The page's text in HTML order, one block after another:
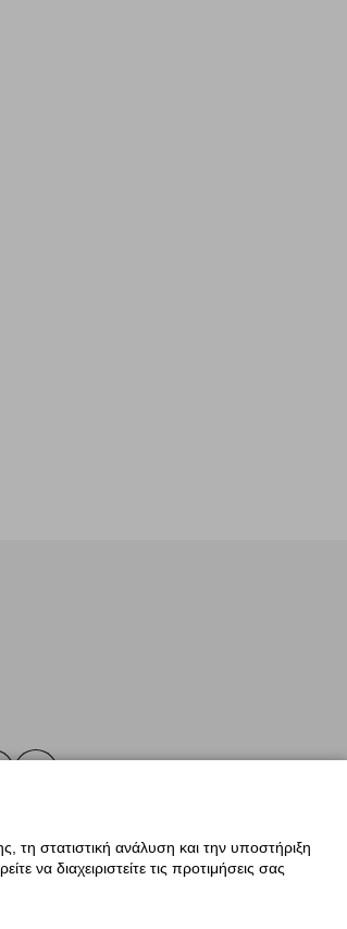
στατιστική ανάλυση και την υποστήριξη
να διαχειριστείτε τις προτιμήσεις σας